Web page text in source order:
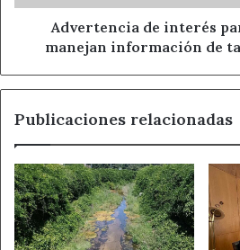
información
tarjetas
Advertencia de interés
manejan información de
Publicaciones relacionadas